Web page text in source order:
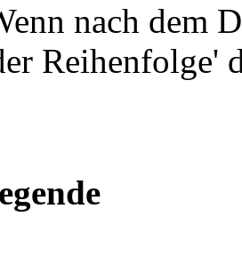
nach dem
Reihenfolge'